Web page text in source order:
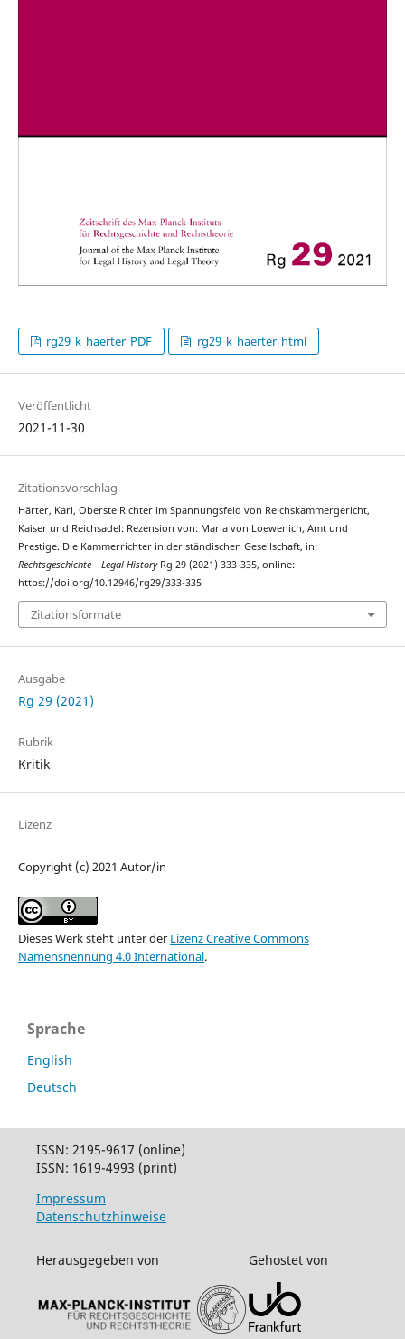
rg29_k_haerter_PDF rg29_k_haerter_html
Veröffentlicht
2021-11-30
Zitationsvorschlag
Härter, Karl, Oberste Richter im Spannungsfeld von Reichskammergericht,
Kaiser und Reichsadel: Rezension von: Maria von Loewenich, Amt und
Prestige. Die Kammerrichter in der ständischen Gesellschaft, in:
Rechtsgeschichte – Legal HistoryRg 29 (2021) 333-335, online:
https://doi.org/10.12946/rg29/333-335
Zitationsformate
Ausgabe
Rg 29 (2021)
Rubrik
Kritik
Lizenz
Copyright (c) 2021 Autor/in
Dieses Werk steht unter der Lizenz Creative Commons
Namensnennung 4.0 International.
Sprache
English
Deutsch
ISSN: 2195-9617 (online)
ISSN: 1619-4993 (print)
Impressum
Datenschutzhinweise
Herausgegeben von Gehostet von